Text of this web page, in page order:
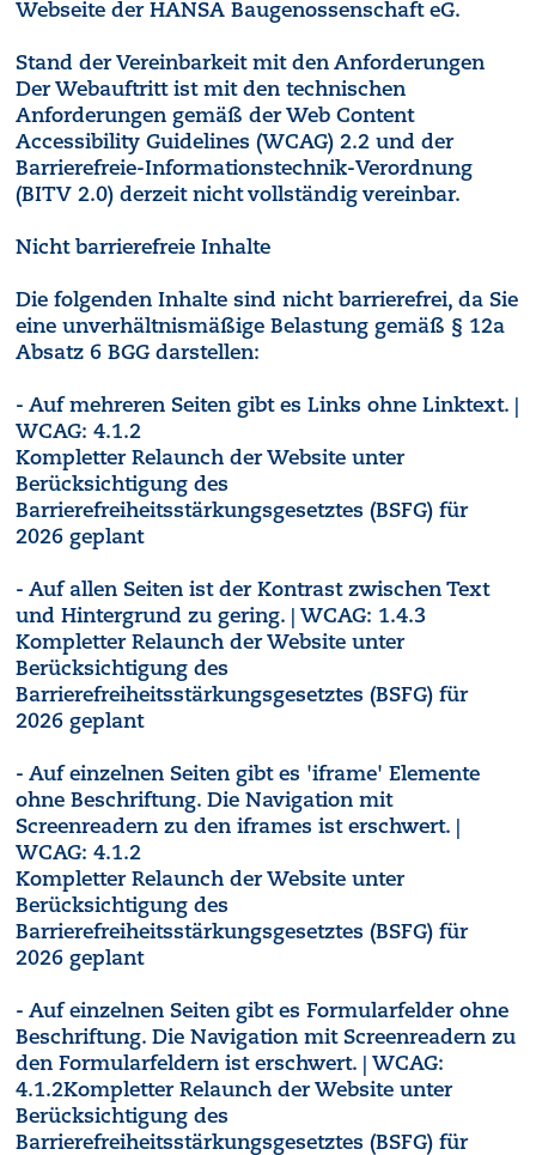
Webseite der HANSA Baugenossenschaft eG.
Stand der Vereinbarkeit mit den Anforderungen
Der Webauftritt ist mit den technischen
Anforderungen gemäß der Web Content
Accessibility Guidelines (WCAG) 2.2 und der
Barrierefreie-Informationstechnik-Verordnung
(BITV 2.0) derzeit nicht vollständig vereinbar.
Nicht barrierefreie Inhalte
Die folgenden Inhalte sind nicht barrierefrei, da Sie
eine unverhältnismäßige Belastung gemäß § 12a
Absatz 6 BGG darstellen:
- Auf mehreren Seiten gibt es Links ohne Linktext. |
WCAG: 4.1.2
Kompletter Relaunch der Website unter
Berücksichtigung des
Barrierefreiheitsstärkungsgesetztes (BSFG) für
2026 geplant
- Auf allen Seiten ist der Kontrast zwischen Text
und Hintergrund zu gering. | WCAG: 1.4.3
Kompletter Relaunch der Website unter
Berücksichtigung des
Barrierefreiheitsstärkungsgesetztes (BSFG) für
2026 geplant
- Auf einzelnen Seiten gibt es 'iframe' Elemente
ohne Beschriftung. Die Navigation mit
Screenreadern zu den iframes ist erschwert. |
WCAG: 4.1.2
Kompletter Relaunch der Website unter
Berücksichtigung des
Barrierefreiheitsstärkungsgesetztes (BSFG) für
2026 geplant
- Auf einzelnen Seiten gibt es Formularfelder ohne
Beschriftung. Die Navigation mit Screenreadern zu
den Formularfeldern ist erschwert. | WCAG:
4.1.2Kompletter Relaunch der Website unter
Berücksichtigung des
Barrierefreiheitsstärkungsgesetztes (BSFG) für